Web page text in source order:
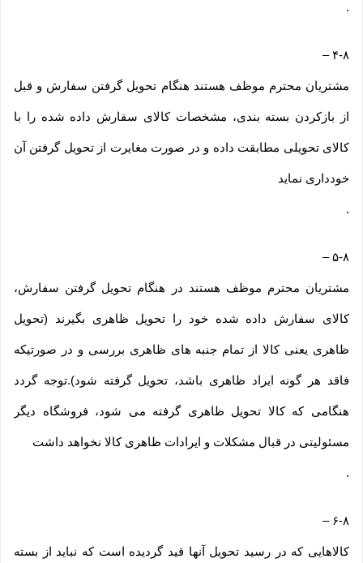
.
۴-۸–
مشتریان محترم موظف هستند هنگام تحویل گرفتن سفارش و قبل
از بازکردن بسته بندی، مشخصات کالای سفارش داده شده را با
کالای تحویلی مطابقت داده و در صورت مغایرت از تحویل گرفتن آن
خودداری نماید
.
۵-۸–
مشتریان محترم موظف هستند در هنگام تحویل گرفتن سفارش،
کالای سفارش داده شده خود را تحویل ظاهری بگیرند (تحویل
ظاهری یعنی کالا از تمام جنبه های ظاهری بررسی و در صورتیکه
فاقد هر گونه ایراد ظاهری باشد، تحویل گرفته شود).توجه گردد
هنگامی که کالا تحویل ظاهری گرفته می شود، فروشگاه دیگر
مسئولیتی در قبال مشکلات و ایرادات ظاهری کالا نخواهد داشت
.
۶-۸ –
کالاهایی که در رسید تحویل آنها قید گردیده است که نباید از بسته